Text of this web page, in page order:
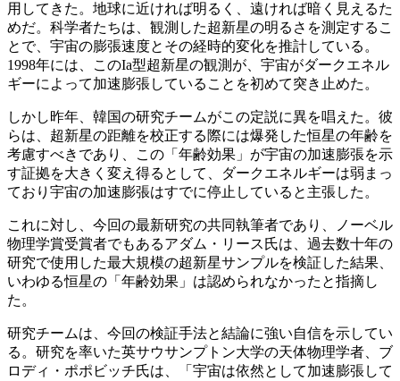
用してきた。地球に近ければ明るく、遠ければ暗く見えるた
めだ。科学者たちは、観測した超新星の明るさを測定するこ
とで、宇宙の膨張速度とその経時的変化を推計している。
1998年には、このIa型超新星の観測が、宇宙がダークエネル
ギーによって加速膨張していることを初めて突き止めた。
しかし昨年、韓国の研究チームがこの定説に異を唱えた。彼
らは、超新星の距離を校正する際には爆発した恒星の年齢を
考慮すべきであり、この「年齢効果」が宇宙の加速膨張を示
す証拠を大きく変え得るとして、ダークエネルギーは弱まっ
ており宇宙の加速膨張はすでに停止していると主張した。
これに対し、今回の最新研究の共同執筆者であり、ノーベル
物理学賞受賞者でもあるアダム・リース氏は、過去数十年の
研究で使用した最大規模の超新星サンプルを検証した結果、
いわゆる恒星の「年齢効果」は認められなかったと指摘し
た。
研究チームは、今回の検証手法と結論に強い自信を示してい
る。研究を率いた英サウサンプトン大学の天体物理学者、ブ
ロディ・ポポビッチ氏は、「宇宙は依然として加速膨張して